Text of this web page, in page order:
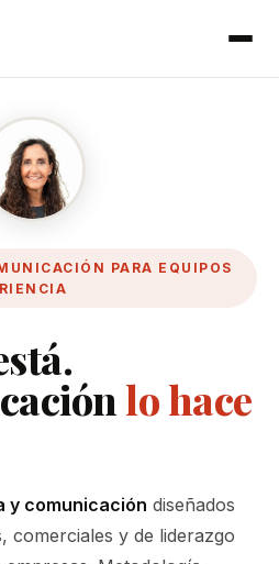
PARA EQUIPOS
lo hace
y comunicación diseñados
comerciales y de liderazgo